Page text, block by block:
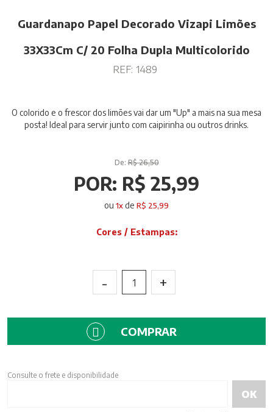
Guardanapo Papel Decorado Vizapi Limões
33X33Cm C/ 20 Folha Dupla Multicolorido
REF: 1489
O colorido e o frescor dos limões vai dar um "Up" a mais na sua mesa
posta! Ideal para servir junto com caipirinha ou outros drinks.
De:R$ 26,50
POR: R$ 25,99
ou 1xde R$ 25,99
Cores / Estampas:
- 1 +
COMPRAR
Consulte o frete e disponibilidade